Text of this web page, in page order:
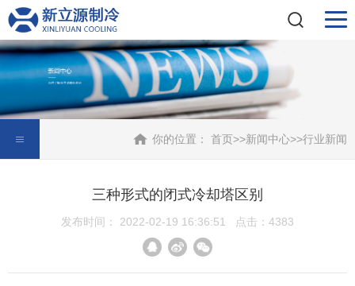
你的位置： 首页>>新闻中心>>行业新闻
三种形式的闭式冷却塔区别
发布时间： 2022-02-19 16:36:51 点击：4383